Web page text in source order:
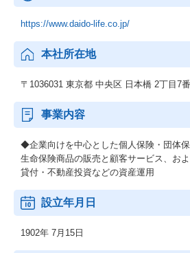
https://www.daido-life.co.jp/
本社所在地
〒1036031 東京都 中央区 日本橋 2丁目7
事業内容
◆企業向けを中心とした個人保険・団体
生命保険商品の販売と顧客サービス、お
貸付・不動産投資などの資産運用
設立年月日
1902年 7月15日